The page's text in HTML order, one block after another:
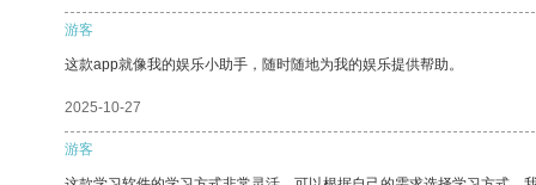
游客
这款app就像我的娱乐小助手，随时随地为我的娱乐提供帮助。
2025-10-27
游客